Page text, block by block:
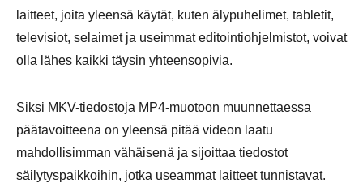
laitteet, joita yleensä käytät, kuten älypuhelimet, tabletit,
televisiot, selaimet ja useimmat editointiohjelmistot, voivat
olla lähes kaikki täysin yhteensopivia.
Siksi MKV-tiedostoja MP4-muotoon muunnettaessa
päätavoitteena on yleensä pitää videon laatu
mahdollisimman vähäisenä ja sijoittaa tiedostot
säilytyspaikkoihin, jotka useammat laitteet tunnistavat.